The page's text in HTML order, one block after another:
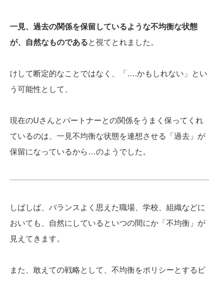
一見、過去の関係を保留しているような不均衡な状態
が、自然なものであると視てとれました。
けして断定的なことではなく、「….かもしれない」とい
う可能性として、
現在のUさんとパートナーとの関係をうまく保ってくれ
ているのは、一見不均衡な状態を連想させる「過去」が
保留になっているから…のようでした。
しばしば、バランスよく思えた職場、学校、組織などに
おいても、自然にしているといつの間にか「不均衡」が
見えてきます。
また、敢えての戦略として、不均衡をポリシーとするビ